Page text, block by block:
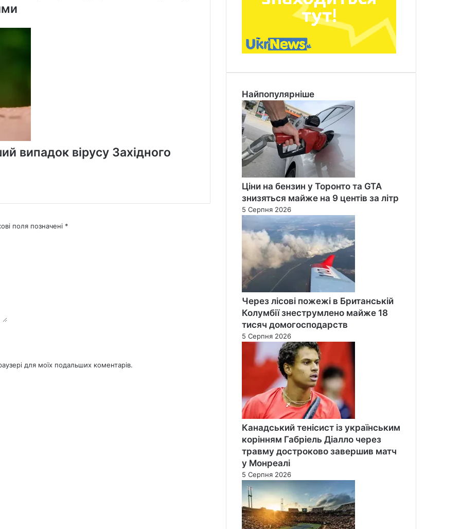
випадок вірусу Західного
поля позначені *
для моїх подальших коментарів.
Найпопулярніше
Ціни на бензин у Торонто та GTA
знизяться майже на 9 центів за літр
5 Серпня 2026
Через лісові пожежі в Британській
Колумбії знеструмлено майже 18
тисяч домогосподарств
5 Серпня 2026
Канадський тенісист із українським
корінням Габріель Діалло через
травму достроково завершив матч
у Монреалі
5 Серпня 2026